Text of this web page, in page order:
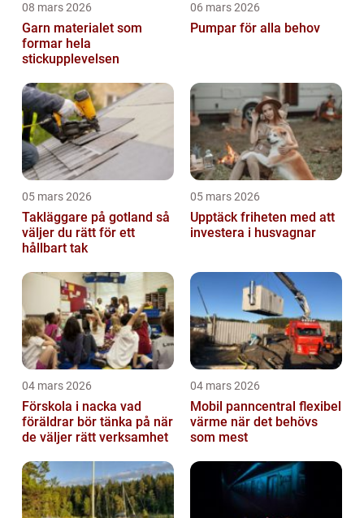
08 mars 2026
Garn materialet som
formar hela
stickupplevelsen
06 mars 2026
Pumpar för alla behov
05 mars 2026
Takläggare på gotland så
väljer du rätt för ett
hållbart tak
05 mars 2026
Upptäck friheten med att
investera i husvagnar
04 mars 2026
Förskola i nacka vad
föräldrar bör tänka på när
de väljer rätt verksamhet
04 mars 2026
Mobil panncentral flexibel
värme när det behövs
som mest